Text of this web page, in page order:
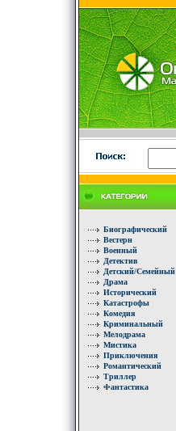
Биографический
Вестерн
Военный
Детектив
Детский/Семейный
Драма
Исторический
Катастрофы
Комедия
Криминальный
Мелодрама
Мистика
Приключения
Романтический
Триллер
Фантастика